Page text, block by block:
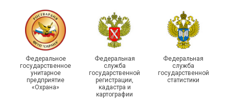
215-й юбилей
государственной
статистики отметили в
Республике Саха (Якутия)
Храбрым детям – добрые
подарки
Федеральное
государственное
унитарное
предприятие
«Охрана»
Федеральная
служба
государственной
регистрации,
кадастра и
картографии
Федеральная
служба
государственной
статистики